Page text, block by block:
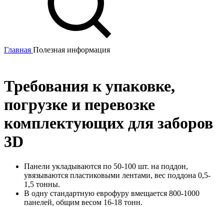
Главная Полезная информация
Требования к упаковке,
погрузке и перевозке
комплектующих для заборов
3D
Панели укладываются по 50-100 шт. на поддон,
увязываются пластиковыми лентами, вес поддона 0,5-
1,5 тонны.
В одну стандартную еврофуру вмещается 800-1000
панелей, общим весом 16-18 тонн.